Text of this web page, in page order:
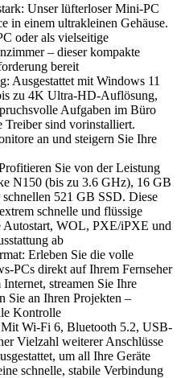
Unser lüfterloser Mini-PC
in einem ultrakleinen Gehäuse.
oder als vielseitige
– dieser kompakte
bereit
Ausgestattet mit Windows 11
zu 4K Ultra-HD-Auflösung,
Aufgaben im Büro
Treiber sind vorinstalliert.
an und steigern Sie Ihre
Sie von der Leistung
N150 (bis zu 3.6 GHz), 16 GB
521 GB SSD. Diese
schnelle und flüssige
Autostart, WOL, PXE/iPXE und
ab
Erleben Sie die volle
PCs direkt auf Ihrem Fernseher
streamen Sie Ihre
Sie an Ihren Projekten –
Kontrolle
Wi-Fi 6, Bluetooth 5.2, USB-
Vielzahl weiterer Anschlüsse
um all Ihre Geräte
schnelle, stabile Verbindung